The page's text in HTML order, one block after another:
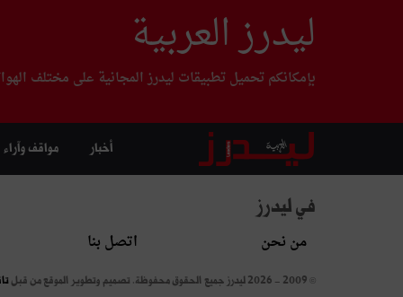
ليدرز العربية
بإمكانكم تحميل تطبيقات ليدرز المجانية على مختلف
أخبار مواقف وآراء
في ليدرز
من نحن اتصل بنا
© 2009 - 2026 ليدرز جميع الحقوق محفوظة. تصميم وتطوير الموقع من قبل